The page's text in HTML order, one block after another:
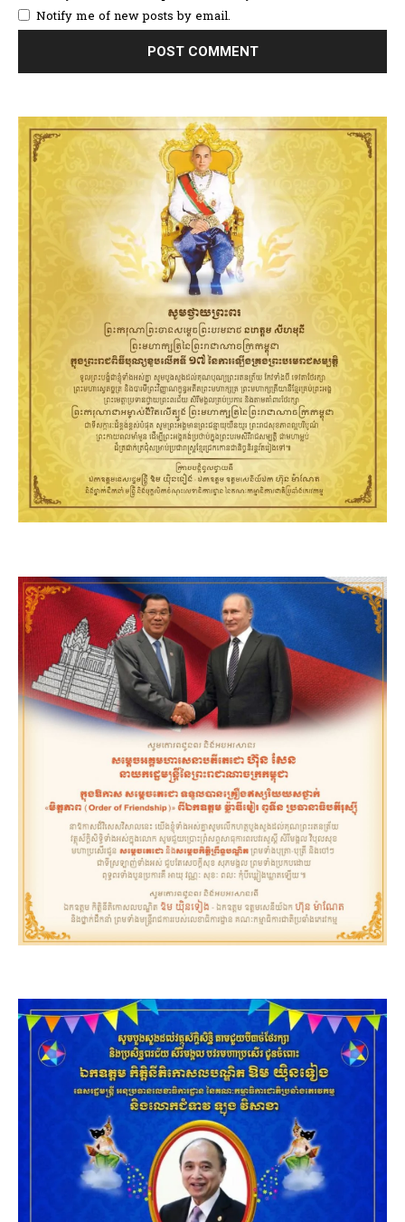
Notify me of new posts by email.